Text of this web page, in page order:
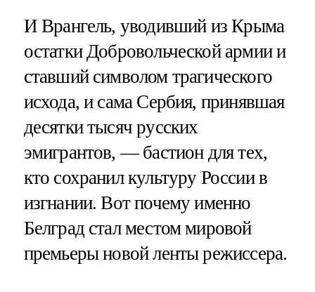
И Врангель, уводивший из Крыма
остатки Добровольческой армии и
ставший символом трагического
исхода, и сама Сербия, принявшая
десятки тысяч русских
эмигрантов, — бастион для тех,
кто сохранил культуру России в
изгнании. Вот почему именно
Белград стал местом мировой
премьеры новой ленты режиссера.